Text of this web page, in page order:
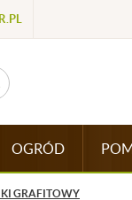
OGRÓD
GRAFITOWY